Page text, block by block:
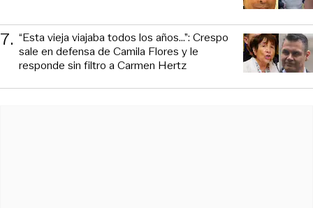
7. “Esta vieja viajaba todos los años...”: Crespo
sale en defensa de Camila Flores y le
responde sin filtro a Carmen Hertz